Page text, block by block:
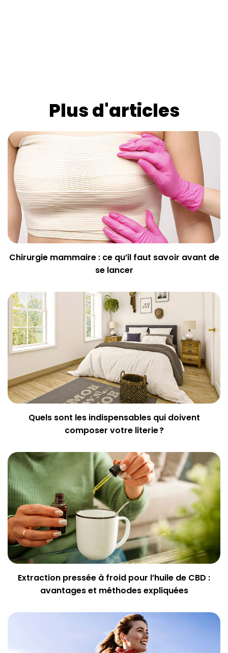
Plus d'articles
Chirurgie mammaire : ce qu’il faut savoir avant de
se lancer
Quels sont les indispensables qui doivent
composer votre literie ?
Extraction pressée à froid pour l’huile de CBD :
avantages et méthodes expliquées